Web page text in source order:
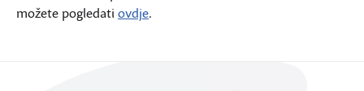
možete pogledati ovdje.